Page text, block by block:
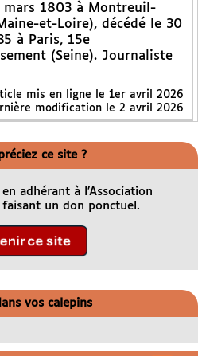
mars 1803 à Montreuil-
et-Loire), décédé le 30
à Paris, 15e
(Seine). Journaliste
mis en ligne le 1er avril 2026
modification le 2 avril 2026
ce site ?
adhérant à l’Association
faisant un don ponctuel.
vos calepins